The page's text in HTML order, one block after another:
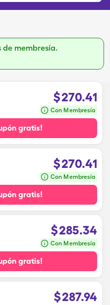
de membresía.
$270.41
Con Membresía
gratis!
$270.41
Con Membresía
gratis!
$285.34
Con Membresía
gratis!
$287.94